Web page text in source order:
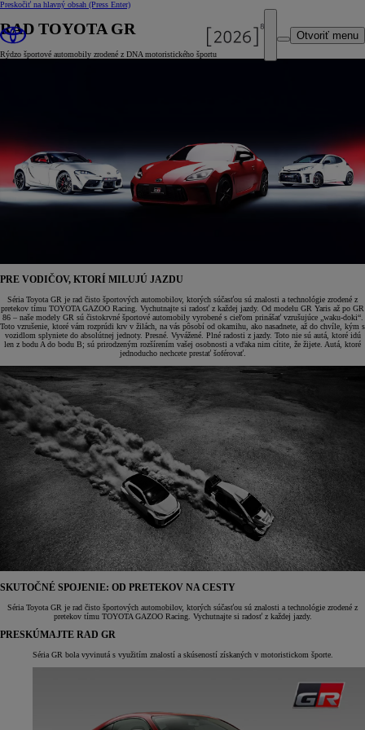
Preskočiť na hlavný obsah (Press Enter)
Otvoriť menu
RAD TOYOTA GR
Rýdzo športové automobily zrodené z DNA motoristického športu
PRE VODIČOV, KTORÍ MILUJÚ JAZDU
Séria Toyota GR je rad čisto športových automobilov, ktorých súčasťou sú znalosti a technológie zrodené z
pretekov tímu TOYOTA GAZOO Racing. Vychutnajte si radosť z každej jazdy. Od modelu GR Yaris až po GR
86 – naše modely GR sú čistokrvné športové automobily vyrobené s cieľom prinášať vzrušujúce „waku-doki“.
Toto vzrušenie, ktoré vám rozprúdi krv v žilách, na vás pôsobí od okamihu, ako nasadnete, až do chvíle, kým s
vozidlom splyniete do absolútnej jednoty. Presné. Vyvážené. Plné radosti z jazdy. Toto nie sú autá, ktoré idú
len z bodu A do bodu B; sú prirodzeným rozšírením vašej osobnosti a vďaka nim cítite, že žijete. Autá, ktoré
jednoducho nechcete prestať šoférovať.
SKUTOČNÉ SPOJENIE: OD PRETEKOV NA CESTY
Séria Toyota GR je rad čisto športových automobilov, ktorých súčasťou sú znalosti a technológie zrodené z
pretekov tímu TOYOTA GAZOO Racing. Vychutnajte si radosť z každej jazdy.
PRESKÚMAJTE RAD GR
Séria GR bola vyvinutá s využitím znalostí a skúseností získaných v motoristickom športe.